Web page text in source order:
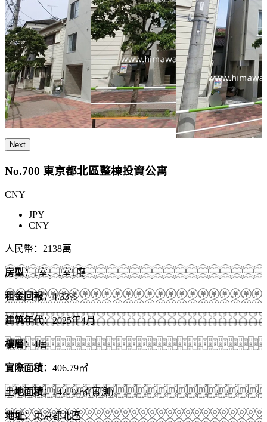
Next
No.700 東京都北區整棟投資公寓
CNY
JPY
CNY
人民幣：2138萬
房型：1室、1室1廳
租金回報：4.33%
建筑年代：2025年4月
樓層：4層
實際面積： 406.79㎡
土地面積：142.32㎡(實測)
地址：東京都北區